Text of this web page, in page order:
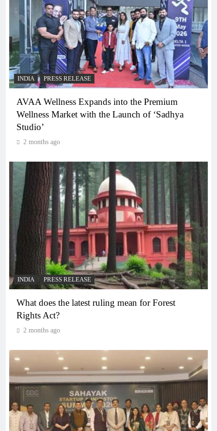
INDIA PRESS RELEASE
AVAA Wellness Expands into the Premium
Wellness Market with the Launch of ‘Sadhya
Studio’
2 months ago
INDIA PRESS RELEASE
What does the latest ruling mean for Forest
Rights Act?
2 months ago